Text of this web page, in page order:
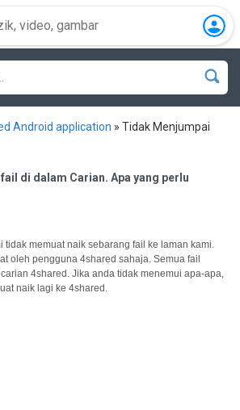
Android application » Tidak Menjumpai
di dalam Carian. Apa yang perlu
tidak memuat naik sebarang fail ke laman kami.
oleh pengguna 4shared sahaja. Semua fail
4shared. Jika anda tidak menemui apa-apa,
naik lagi ke 4shared.